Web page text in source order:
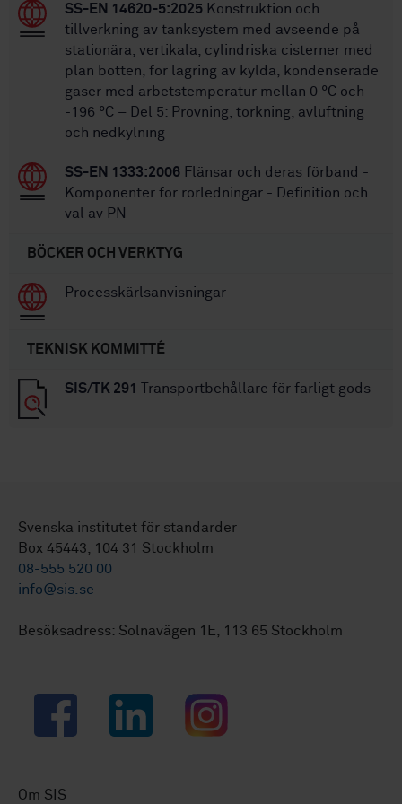
SS-EN 14620-5:2025 Konstruktion och
tillverkning av tanksystem med avseende på
stationära, vertikala, cylindriska cisterner med
plan botten, för lagring av kylda, kondenserade
gaser med arbetstemperatur mellan 0 °C och
-196 °C – Del 5: Provning, torkning, avluftning
och nedkylning
SS-EN 1333:2006 Flänsar och deras förband -
Komponenter för rörledningar - Definition och
val av PN
BÖCKER OCH VERKTYG
Processkärlsanvisningar
TEKNISK KOMMITTÉ
SIS/TK 291 Transportbehållare för farligt gods
Svenska institutet för standarder
Box 45443, 104 31 Stockholm
08-555 520 00
info@sis.se
Besöksadress: Solnavägen 1E, 113 65 Stockholm
Facebook LinkedIn Instagram
Om SIS